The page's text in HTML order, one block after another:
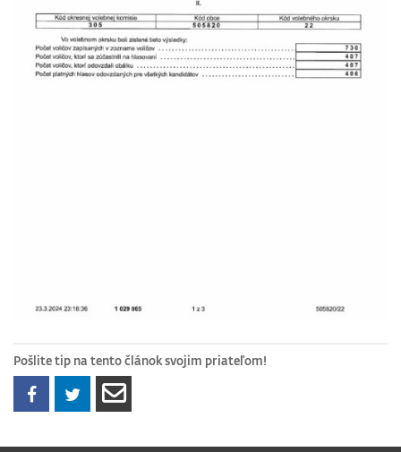
Pošlite tip na tento článok svojim priateľom!